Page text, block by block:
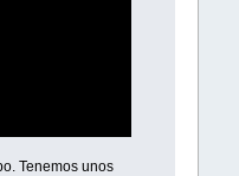
Tenemos unos